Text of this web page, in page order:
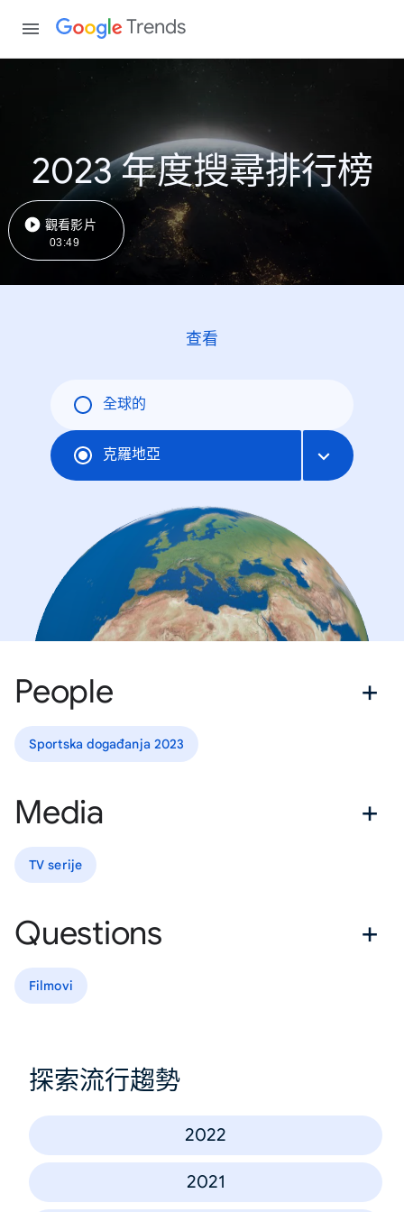
Trends
2023 年度搜尋排行榜
觀看影片
03:49
查看
全球的
克羅地亞
People
Sportska događanja 2023
Media
TV serije
Questions
Filmovi
探索流行趨勢
2022
2021